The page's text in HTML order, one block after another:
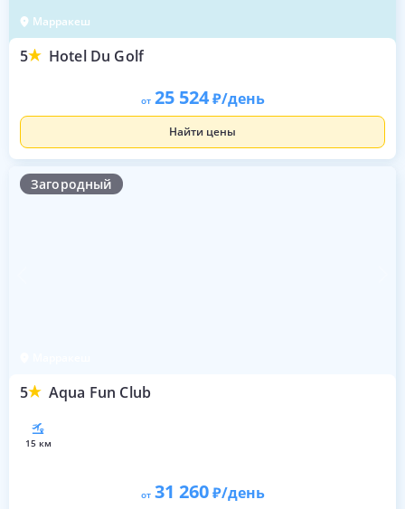
Марракеш
5 Hotel Du Golf
от 25 524 /день
Найти цены
Загородный
5 Aqua Fun Club
15 км
от 31 260 /день